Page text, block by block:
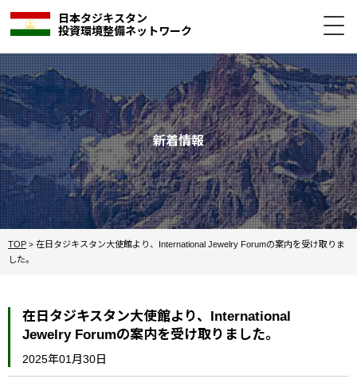
日本タジキスタン
投資環境整備ネットワーク
新着情報
TOP > 在日タジキスタン大使館より、International Jewelry Forumの案内を受け取りま
した。
在日タジキスタン大使館より、International
Jewelry Forumの案内を受け取りました。
2025年01月30日